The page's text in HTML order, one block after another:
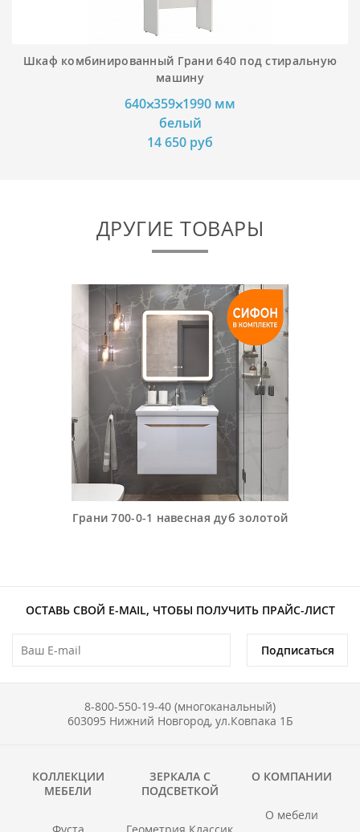
Шкаф комбинированный Грани 640 под стиральную
машину
640⨉359⨉1990 мм
белый
14 650 руб
ДРУГИЕ ТОВАРЫ
Грани 700-0-1 навесная дуб золотой
ОСТАВЬ СВОЙ E-MAIL, ЧТОБЫ ПОЛУЧИТЬ ПРАЙС-ЛИСТ
Подписаться
8-800-550-19-40 (многоканальный)
603095 Нижний Новгород, ул.Ковпака 1Б
КОЛЛЕКЦИИ
МЕБЕЛИ
ЗЕРКАЛА С
ПОДСВЕТКОЙ
О КОМПАНИИ
О мебели